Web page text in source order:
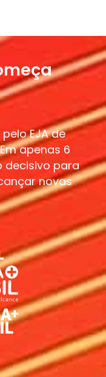
EJA de
apenas 6
decisivo para
novas